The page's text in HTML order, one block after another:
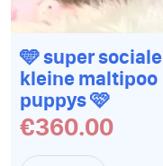
🩵 super sociale
kleine maltipoo
puppys 🩷
€360.00